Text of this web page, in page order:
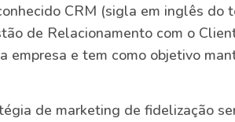
CRM (sigla em inglês do
de Relacionamento com o
empresa e tem como objetivo
de marketing de fidelização